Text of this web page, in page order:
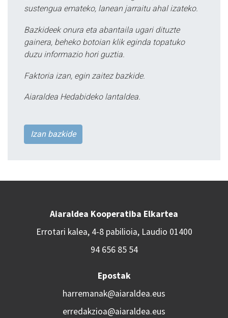
sustengua emateko, lanean jarraitu ahal izateko.
Bazkideek onura eta abantaila ugari dituzte
gainera, beheko botoian klik eginda topatuko
duzu informazio hori guztia.
Faktoria izan, egin zaitez bazkide.
Aiaraldea Hedabideko lantaldea.
Izan bazkide
Aiaraldea Kooperatiba Elkartea
Errotari kalea, 4-8 pabilioia, Laudio 01400
94 656 85 54
Epostak
harremanak@aiaraldea.eus
erredakzioa@aiaraldea.eus